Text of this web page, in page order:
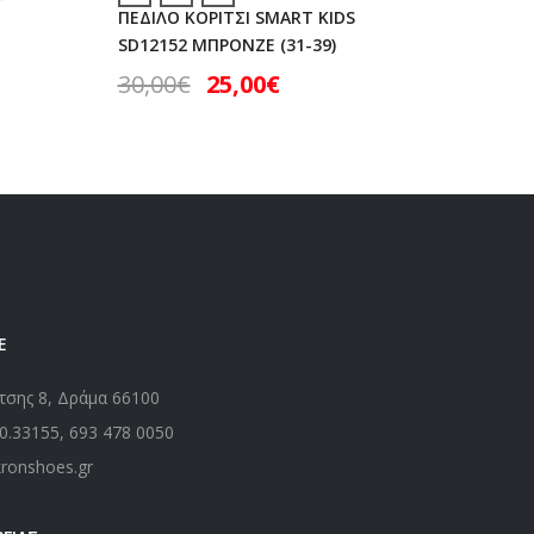
ΠΕΔΙΛΟ ΚΟΡΙΤΣΙ SMART KIDS
SD12152 ΜΠΡΟΝΖΕ (31-39)
30,00€ 25,00€
8, Δράμα 66100
, 693 478 0050